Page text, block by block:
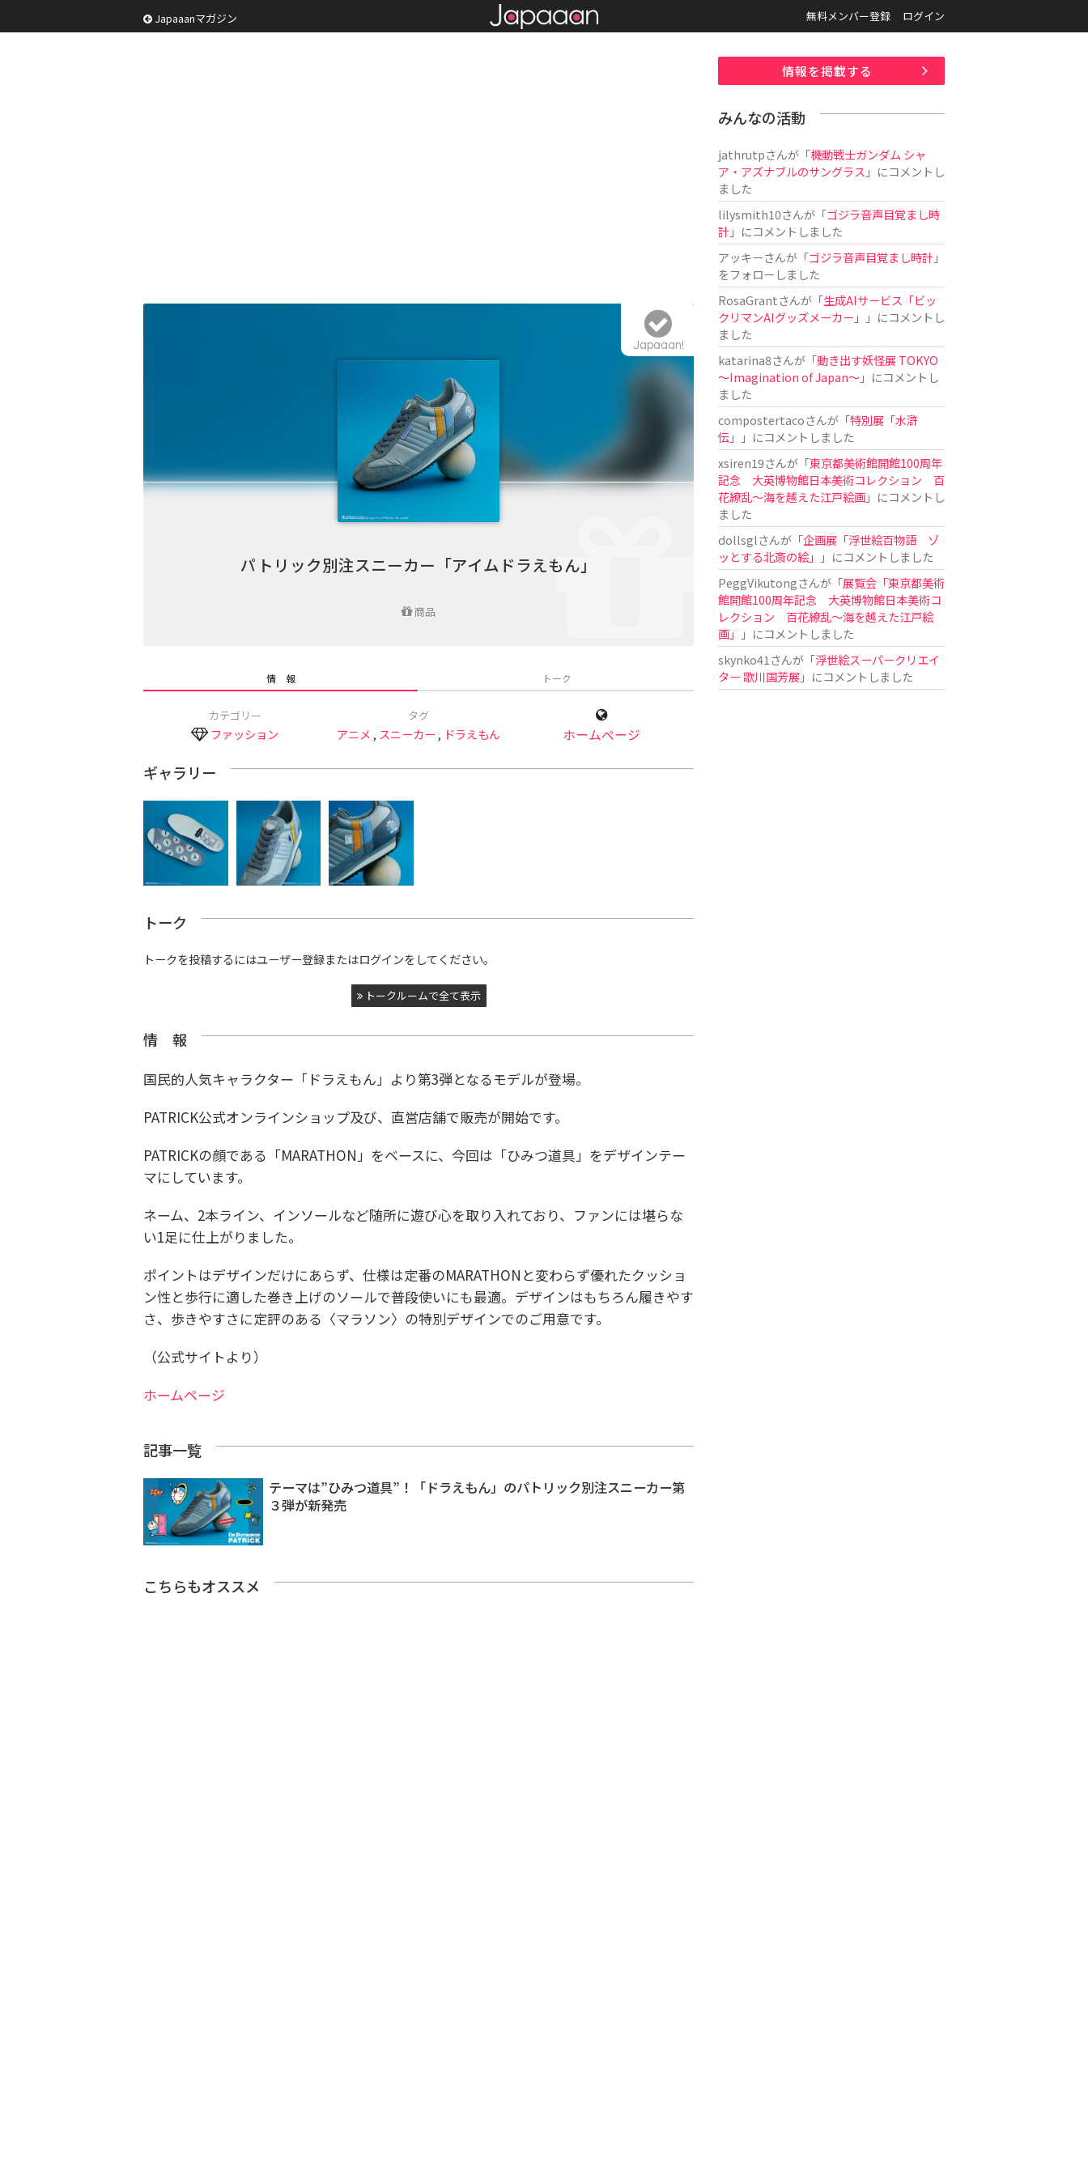
Japaaanマガジン 無料メンバー登録 ログイン
パトリック別注スニーカー「アイムドラえもん」
商品
Japaaan!
情 報 トーク
カテゴリー
ファッション
タグ
アニメ , スニーカー , ドラえもん ホームページ
ギャラリー
トーク
トークを投稿するにはユーザー登録またはログインをしてください。
トークルームで全て表示
情 報
国民的人気キャラクター「ドラえもん」より第3弾となるモデルが登場。
PATRICK公式オンラインショップ及び、直営店舗で販売が開始です。
PATRICKの顔である「MARATHON」をベースに、今回は「ひみつ道具」をデザインテー
マにしています。
ネーム、2本ライン、インソールなど随所に遊び心を取り入れており、ファンには堪らな
い1足に仕上がりました。
ポイントはデザインだけにあらず、仕様は定番のMARATHONと変わらず優れたクッショ
ン性と歩行に適した巻き上げのソールで普段使いにも最適。デザインはもちろん履きやす
さ、歩きやすさに定評のある〈マラソン〉の特別デザインでのご用意です。
（公式サイトより）
ホームページ
記事一覧
テーマは”ひみつ道具”！「ドラえもん」のパトリック別注スニーカー第
３弾が新発売
こちらもオススメ
情報を掲載する
みんなの活動
jathrutpさんが「機動戦士ガンダム シャ
ア・アズナブルのサングラス 」にコメントし
ました
lilysmith10さんが「ゴジラ音声目覚まし時
計」にコメントしました
アッキーさんが「ゴジラ音声目覚まし時計」
をフォローしました
RosaGrantさんが「生成AIサービス「ビッ
クリマンAIグッズメーカー」
」にコメントし
ました
katarina8さんが「動き出す妖怪展 TOKYO
〜Imagination of Japan〜」にコメントし
ました
compostertacoさんが「特別展「水滸
伝」
」にコメントしました
xsiren19さんが「東京都美術館開館100周年
記念 大英博物館日本美術コレクション 百
花繚乱～海を越えた江戸絵画」にコメントし
ました
dollsglさんが「企画展「浮世絵百物語 ゾ
ッとする北斎の絵」
」にコメントしました
PeggVikutongさんが「展覧会「東京都美術
館開館100周年記念 大英博物館日本美術コ
レクション 百花繚乱〜海を越えた江戸絵
画」
」にコメントしました
skynko41 さんが「浮世絵スーパークリエイ
ター 歌川国芳展 」にコメントしました